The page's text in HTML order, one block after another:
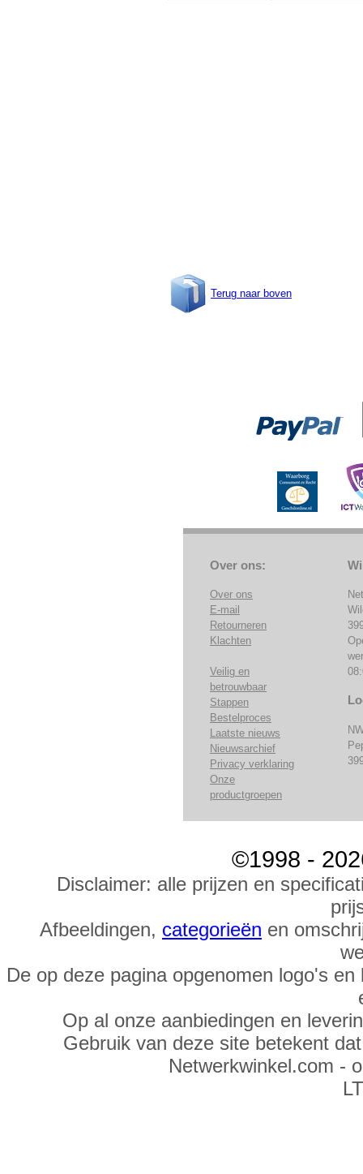
Terug naar boven
Over ons:
Over ons
E-mail
Retourneren
Klachten
Veilig en
betrouwbaar
Stappen
Bestelproces
Laatste nieuws
Nieuwsarchief
Privacy verklaring
Onze
productgroepen
©1998 -
Disclaimer: alle prijzen en
Afbeeldingen, categorieën en
De op deze pagina opgenomen logo's
Op al onze aanbiedingen en
Gebruik van deze site betekent
Netwerkwinkel.com -